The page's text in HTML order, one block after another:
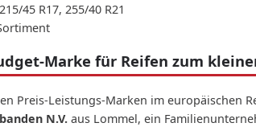
45 R17, 255/40 R21
Marke für Reifen zum
Preis-Leistungs-Marken im europäischen
N.V. aus Lommel, ein